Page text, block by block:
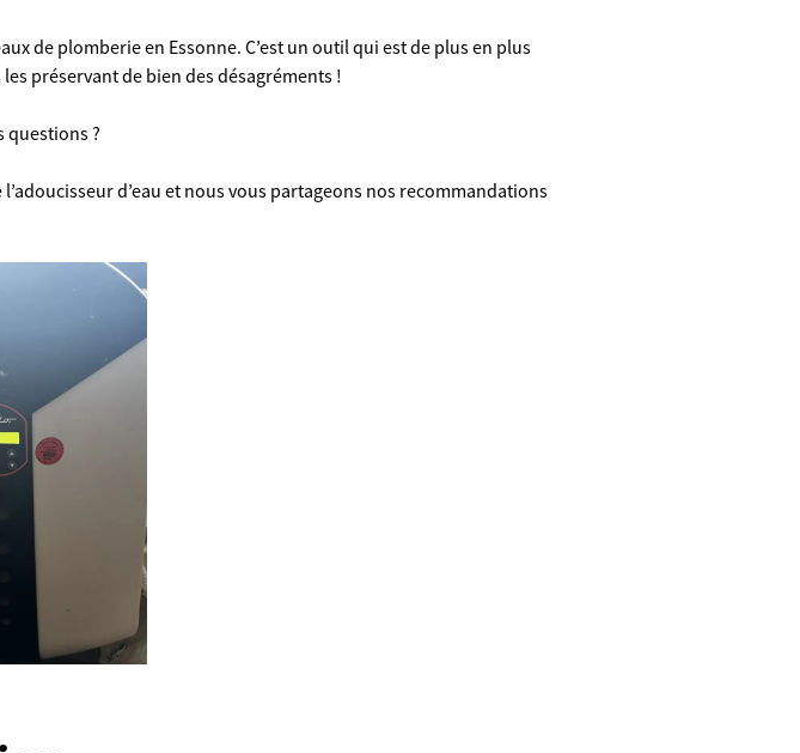
de plomberie en Essonne. C’est un outil qui est de plus en plus
préservant de bien des désagréments !
questions ?
d’eau et nous vous partageons nos recommandations